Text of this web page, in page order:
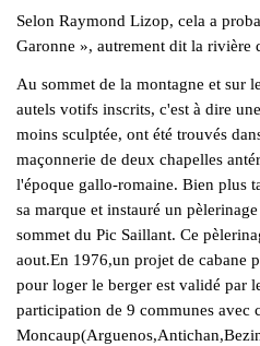
Selon Raymond Lizop, cela a
Garonne », autrement dit la rivière
Au sommet de la montagne et sur
autels votifs inscrits, c'est à dire
moins sculptée, ont été trouvés
maçonnerie de deux chapelles
l'époque gallo-romaine. Bien plus
sa marque et instauré un
sommet du Pic Saillant. Ce
aout.En 1976,un projet de cabane
pour loger le berger est validé par
participation de 9 communes avec